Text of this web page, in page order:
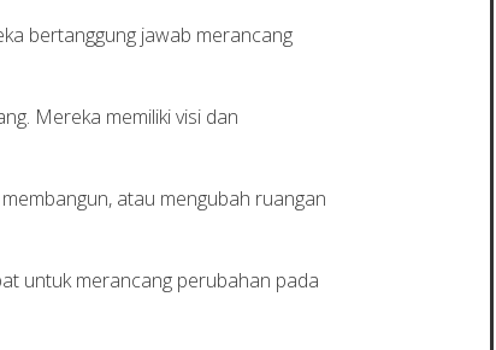
bertanggung jawab merancang
Mereka memiliki visi dan
atau mengubah ruangan
untuk merancang perubahan pada